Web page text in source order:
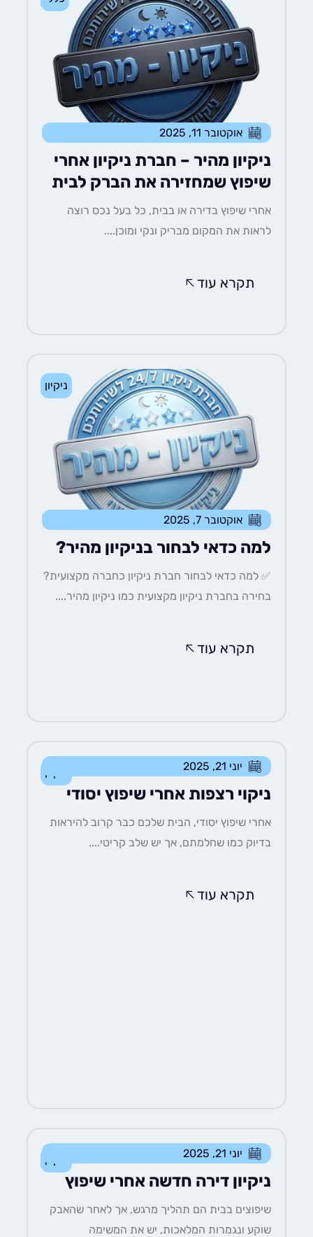
אוקטובר 11, 2025
ניקיון מהיר – חברת ניקיון אחרי
שיפוץ שמחזירה את הברק לבית
אחרי שיפוץ בדירה או בבית, כל בעל נכס רוצה
לראות את המקום מבריק ונקי ומוכן....
תקרא עוד
ניקיון
אוקטובר 7, 2025
למה כדאי לבחור בניקיון מהיר?
✅ למה כדאי לבחור חברת ניקיון כחברה מקצועית?
בחירה בחברת ניקיון מקצועית כמו ניקיון מהיר....
תקרא עוד
יוני 21, 2025
ניקוי רצפות אחרי שיפוץ יסודי
אחרי שיפוץ יסודי, הבית שלכם כבר קרוב להיראות
בדיוק כמו שחלמתם, אך יש שלב קריטי....
תקרא עוד
יוני 21, 2025
ניקיון דירה חדשה אחרי שיפוץ
שיפוצים בבית הם תהליך מרגש, אך לאחר שהאבק
שוקע ונגמרות המלאכות, יש את המשימה